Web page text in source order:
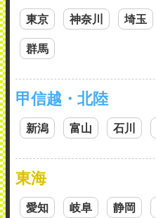
東京 神奈川 埼玉
群馬
甲信越・北陸
新潟 富山 石川
東海
愛知 岐阜 静岡